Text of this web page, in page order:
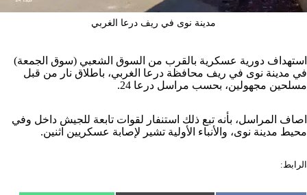
مدينة نوى في ريف درعا الغربي
استهداف دورية عسكرية بالقرب من السوق الشعبي (سوق الجمعة)
في مدينة نوى في ريف محافظة درعا الغربي، باطلاق نار من قبل
مسلحين مجهولين، بحسب مراسل درعا 24.
اصاف المراسل، بأنه تبع ذلك استنفار لقوات تابعة للجيش داخل وفي
محيط مدينة نوى، والأنباء الأولية تشير لإصابة عسكريين اثنين.
الرابط: